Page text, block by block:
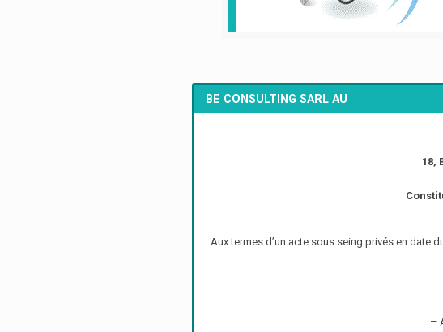
BE CONSULTING SARL AU
18,
Aux termes d’un acte sous seing privés en date
–